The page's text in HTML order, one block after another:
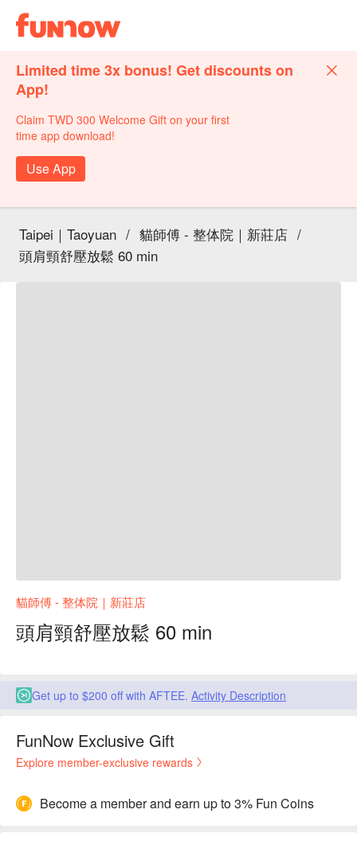
Limited time 3x bonus! Get discounts on
App!
Claim TWD 300 Welcome Gift on your first
time app download!
Use App
Taipei｜Taoyuan / 貓師傅 - 整体院｜新莊店 /
頭肩頸舒壓放鬆 60 min
貓師傅 - 整体院｜新莊店
頭肩頸舒壓放鬆 60 min
Get up to $200 off with AFTEE. Activity Description
FunNow Exclusive Gift
Explore member-exclusive rewards
Become a member and earn up to 3% Fun Coins